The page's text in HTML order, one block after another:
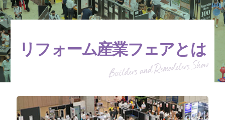
リフォーム産業フェアとは